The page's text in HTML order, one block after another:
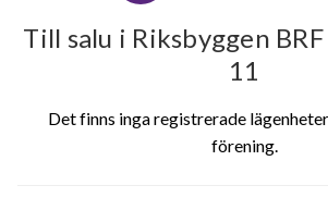
Till salu i Riksbyggen
11
Det finns inga registrerade
förening.